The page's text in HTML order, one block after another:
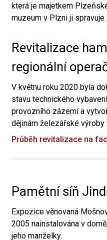
která je majetkem
muzeum v Plzni ji spravuje.
Revitalizace
regionální
V květnu roku 2020 byla
stavu technického
provozního zázemí a
dějinám železářské výroby
Průběh revitalizace na
Pamětní síň
Expozice věnovaná
2005 nainstalována v
jeho manželky.